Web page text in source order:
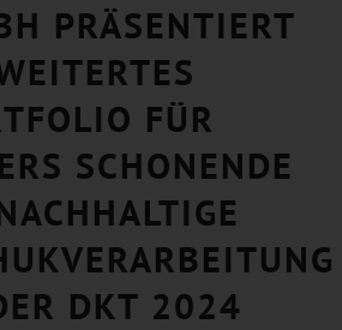
PRÄSENTIERT
FÜR
SCHONENDE
DKT 2024